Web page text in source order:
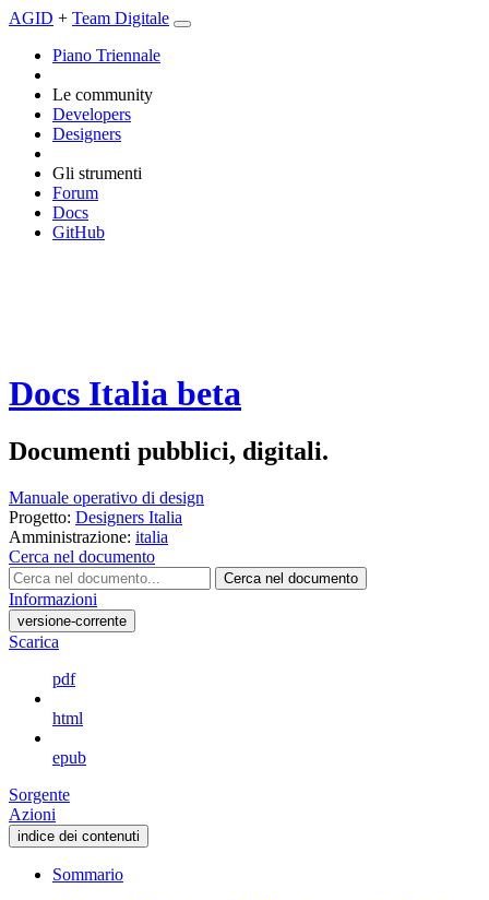
AGID + Team Digitale
Piano Triennale
Le community
Developers
Designers
Gli strumenti
Forum
Docs
GitHub
Docs Italia beta
Documenti pubblici, digitali.
Manuale operativo di design
Progetto: Designers Italia
Amministrazione: italia
Cerca nel documento
Cerca nel documento
Informazioni
versione-corrente
Scarica
pdf
html
epub
Sorgente
Azioni
indice dei contenuti
Sommario